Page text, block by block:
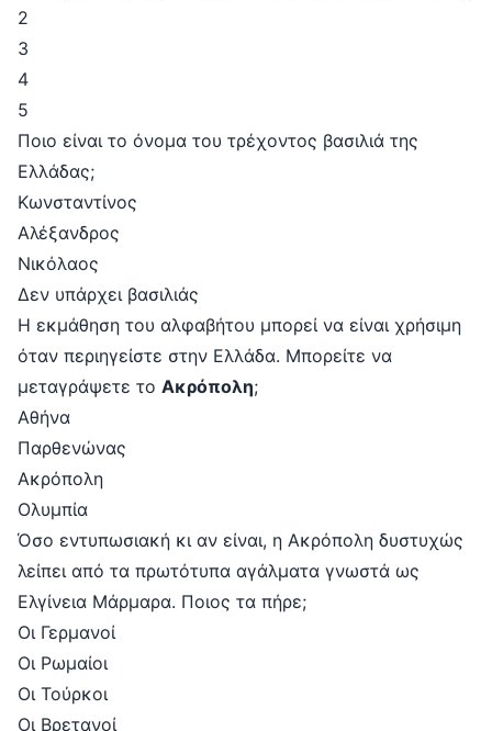
2
3
4
5
Ποιο είναι το όνομα του τρέχοντος βασιλιά της
Ελλάδας;
Κωνσταντίνος
Αλέξανδρος
Νικόλαος
Δεν υπάρχει βασιλιάς
Η εκμάθηση του αλφαβήτου μπορεί να είναι χρήσιμη
όταν περιηγείστε στην Ελλάδα. Μπορείτε να
μεταγράψετε το Ακρόπολη;
Αθήνα
Παρθενώνας
Ακρόπολη
Ολυμπία
Όσο εντυπωσιακή κι αν είναι, η Ακρόπολη δυστυχώς
λείπει από τα πρωτότυπα αγάλματα γνωστά ως
Ελγίνεια Μάρμαρα. Ποιος τα πήρε;
Οι Γερμανοί
Οι Ρωμαίοι
Οι Τούρκοι
Οι Βρετανοί